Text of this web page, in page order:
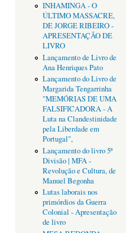
INHAMINGA - O
ÚLTIMO MASSACRE,
DE JORGE RIBEIRO -
APRESENTAÇÃO DE
LIVRO
Lançamento de Livro de
Ana Henriques Pato
Lançamento do Livro de
Margarida Tengarrinha
"MEMÓRIAS DE UMA
FALSIFICADORA - A
Luta na Clandestinidade
pela Liberdade em
Portugal",
Lançamento do livro 5ª
Divisão | MFA -
Revolução e Cultura, de
Manuel Begonha
Lutas laborais nos
primórdios da Guerra
Colonial - Apresentação
de livro